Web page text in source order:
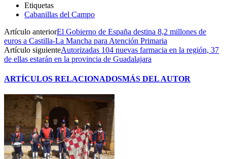
Etiquetas
Cabanillas del Campo
Artículo anteriorEl Gobierno de España destina 8,2 millones de
euros a Castilla-La Mancha para Atención Primaria
Artículo siguienteAutorizadas 104 nuevas farmacia en la región, 37
de ellas estarán en la provincia de Guadalajara
ARTÍCULOS RELACIONADOSMÁS DEL AUTOR